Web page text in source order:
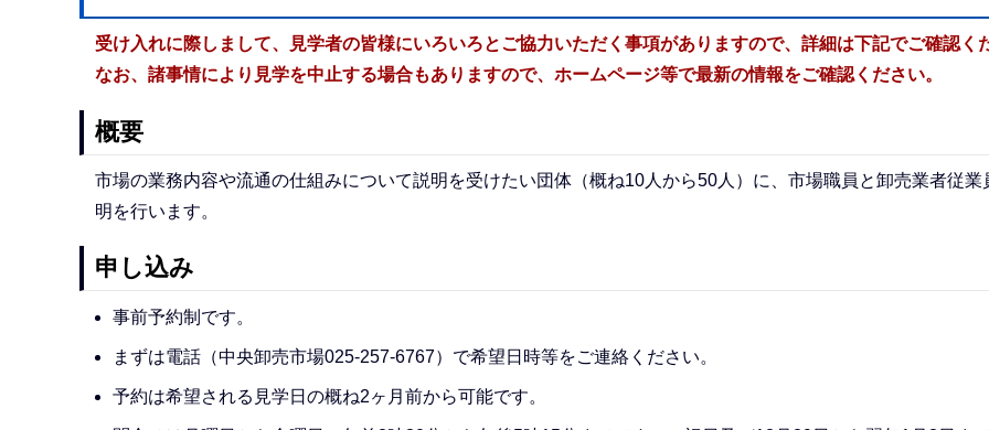
受け入れに際しまして、見学者の皆様にいろいろとご協力いただく事項がありますので、詳細は下記でご確認く
なお、諸事情により見学を中止する場合もありますので、ホームページ等で最新の情報をご確認ください。
概要
市場の業務内容や流通の仕組みについて説明を受けたい団体（概ね10人から50人）に、市場職員と卸売業者従業
明を行います。
申し込み
事前予約制です。
まずは電話（中央卸売市場025-257-6767）で希望日時等をご連絡ください。
予約は希望される見学日の概ね2ヶ月前から可能です。